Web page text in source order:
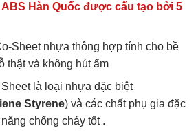
Hàn Quốc được cấu tạo bởi 5
Sheet nhựa thông hợp tính cho bề
thật và không hút ẩm
là loại nhựa đặc biệt
Styrene) và các chất phụ gia đặc
chống cháy tốt .